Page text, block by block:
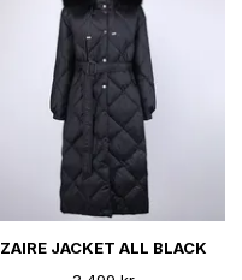
ZAIRE JACKET ALL BLACK